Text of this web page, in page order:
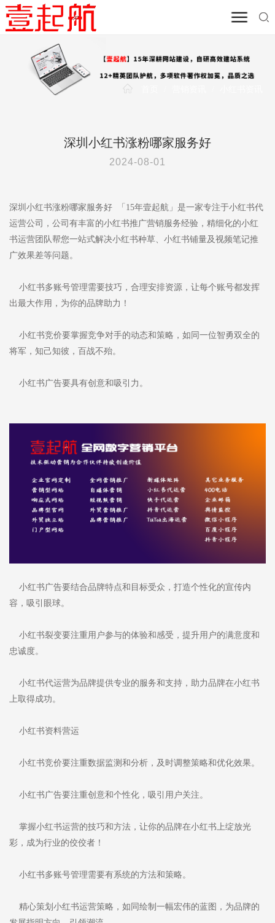
深圳小红书涨粉哪家服务好
2024-08-01
深圳小红书涨粉哪家服务好 「15年壹起航」是一家专注于小红书代
运营公司，公司有丰富的小红书推广营销服务经验，精细化的小红
书运营团队帮您一站式解决小红书种草、小红书铺量及视频笔记推
广效果差等问题。
小红书多账号管理需要技巧，合理安排资源，让每个账号都发挥
出最大作用，为你的品牌助力！
小红书竞价要掌握竞争对手的动态和策略，如同一位智勇双全的
将军，知己知彼，百战不殆。
小红书广告要具有创意和吸引力。
小红书广告要结合品牌特点和目标受众，打造个性化的宣传内
容，吸引眼球。
小红书裂变要注重用户参与的体验和感受，提升用户的满意度和
忠诚度。
小红书代运营为品牌提供专业的服务和支持，助力品牌在小红书
上取得成功。
小红书资料营运
小红书竞价要注重数据监测和分析，及时调整策略和优化效果。
小红书广告要注重创意和个性化，吸引用户关注。
掌握小红书运营的技巧和方法，让你的品牌在小红书上绽放光
彩，成为行业的佼佼者！
小红书多账号管理需要有系统的方法和策略。
精心策划小红书运营策略，如同绘制一幅宏伟的蓝图，为品牌的